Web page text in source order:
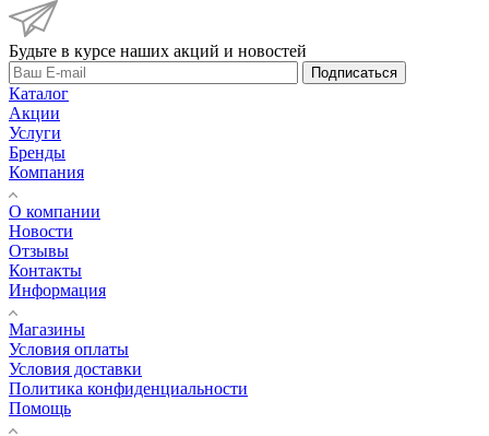
Будьте в курсе наших акций и новостей
Подписаться
Каталог
Акции
Услуги
Бренды
Компания
О компании
Новости
Отзывы
Контакты
Информация
Магазины
Условия оплаты
Условия доставки
Политика конфиденциальности
Помощь